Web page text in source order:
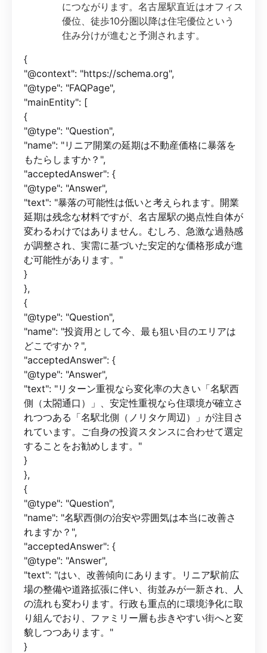
につながります。名古屋駅直近はオフィス
優位、徒歩10分圏以降は住宅優位という
住み分けが進むと予測されます。
{
"@context": "https://schema.org",
"@type": "FAQPage",
"mainEntity": [
{
"@type": "Question",
"name": "リニア開業の延期は不動産価格に暴落を
もたらしますか？",
"acceptedAnswer": {
"@type": "Answer",
"text": "暴落の可能性は低いと考えられます。開業
延期は残念な材料ですが、名古屋駅の拠点性自体が
変わるわけではありません。むしろ、急激な過熱感
が調整され、実需に基づいた安定的な価格形成が進
む可能性があります。"
}
},
{
"@type": "Question",
"name": "投資用として今、最も狙い目のエリアは
どこですか？",
"acceptedAnswer": {
"@type": "Answer",
"text": "リターン重視なら変化率の大きい「名駅西
側（太閤通口）」、安定性重視なら住環境が確立さ
れつつある「名駅北側（ノリタケ周辺）」が注目さ
れています。ご自身の投資スタンスに合わせて選定
することをお勧めします。"
}
},
{
"@type": "Question",
"name": "名駅西側の治安や雰囲気は本当に改善さ
れますか？",
"acceptedAnswer": {
"@type": "Answer",
"text": "はい、改善傾向にあります。リニア駅前広
場の整備や道路拡張に伴い、街並みが一新され、人
の流れも変わります。行政も重点的に環境浄化に取
り組んでおり、ファミリー層も歩きやすい街へと変
貌しつつあります。"
}